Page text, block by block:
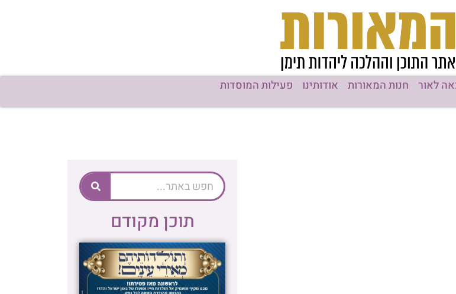
לאור חנות המאורות אודותינו פעילות המוסדות
תוכן מקודם